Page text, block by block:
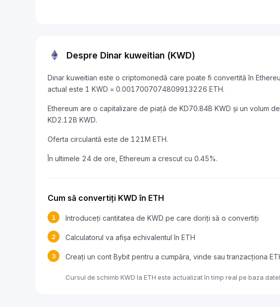
Despre Dinar kuweitian (KWD)
Dinar kuweitian este o criptomonedă care poate fi convertită în
actual este 1 KWD = 0.0017007074809913226 ETH.
Ethereum are o capitalizare de piață de KD70.84B KWD și un volum
KD2.12B KWD.
Oferta circulantă este de 121M ETH.
În ultimele 24 de ore, Ethereum a crescut cu 0.45%.
Cum să convertiți KWD în ETH
1 Introduceți cantitatea de KWD pe care doriți să o convertiți
2 Calculatorul va afișa echivalentul în ETH
3 Creați un cont Bybit pentru a cumpăra, vinde sau tranzacționa
Cursul de schimb KWD la ETH este actualizat în timp real pe baza